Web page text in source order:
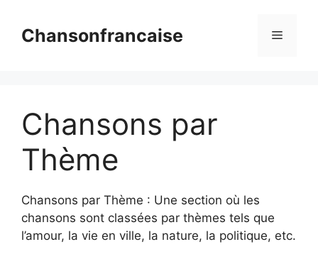
contenuChansonfrancaise Menu
Chansons par
Thème
Chansons par Thème : Une section où les
chansons sont classées par thèmes tels que
l’amour, la vie en ville, la nature, la politique, etc.